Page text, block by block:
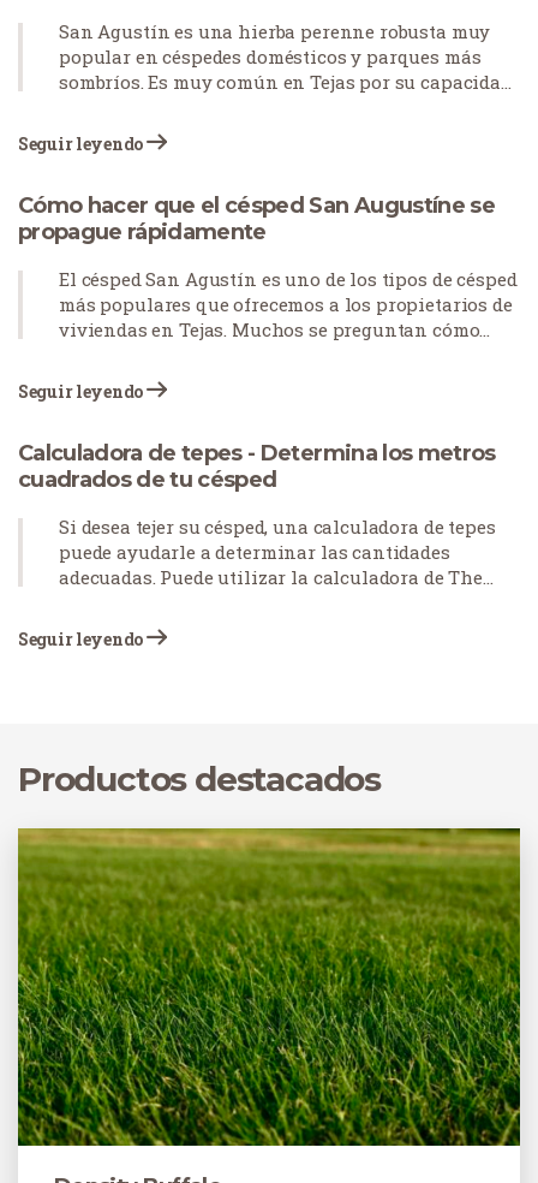
San Agustín es una hierba perenne robusta muy
popular en céspedes domésticos y parques más
sombríos. Es muy común en Tejas por su capacidad
calurosos. En esta práctica guía, encontrarás
respuestas a las preguntas más frecuentes sobre el
césped es una buena opción para ti.
Seguir leyendo
Cómo hacer que el césped San Augustíne se
propague rápidamente
El césped San Agustín es uno de los tipos de césped
más populares que ofrecemos a los propietarios de
viviendas en Tejas. Muchos se preguntan cómo
rápidamente. La hierba viene con una variedad de
beneficios, siendo su más notable su...
Seguir leyendo
Calculadora de tepes - Determina los metros
cuadrados de tu césped
Si desea tejer su césped, una calculadora de tepes
puede ayudarle a determinar las cantidades
adecuadas. Puede utilizar la calculadora de The
Seguir leyendo
Productos destacados